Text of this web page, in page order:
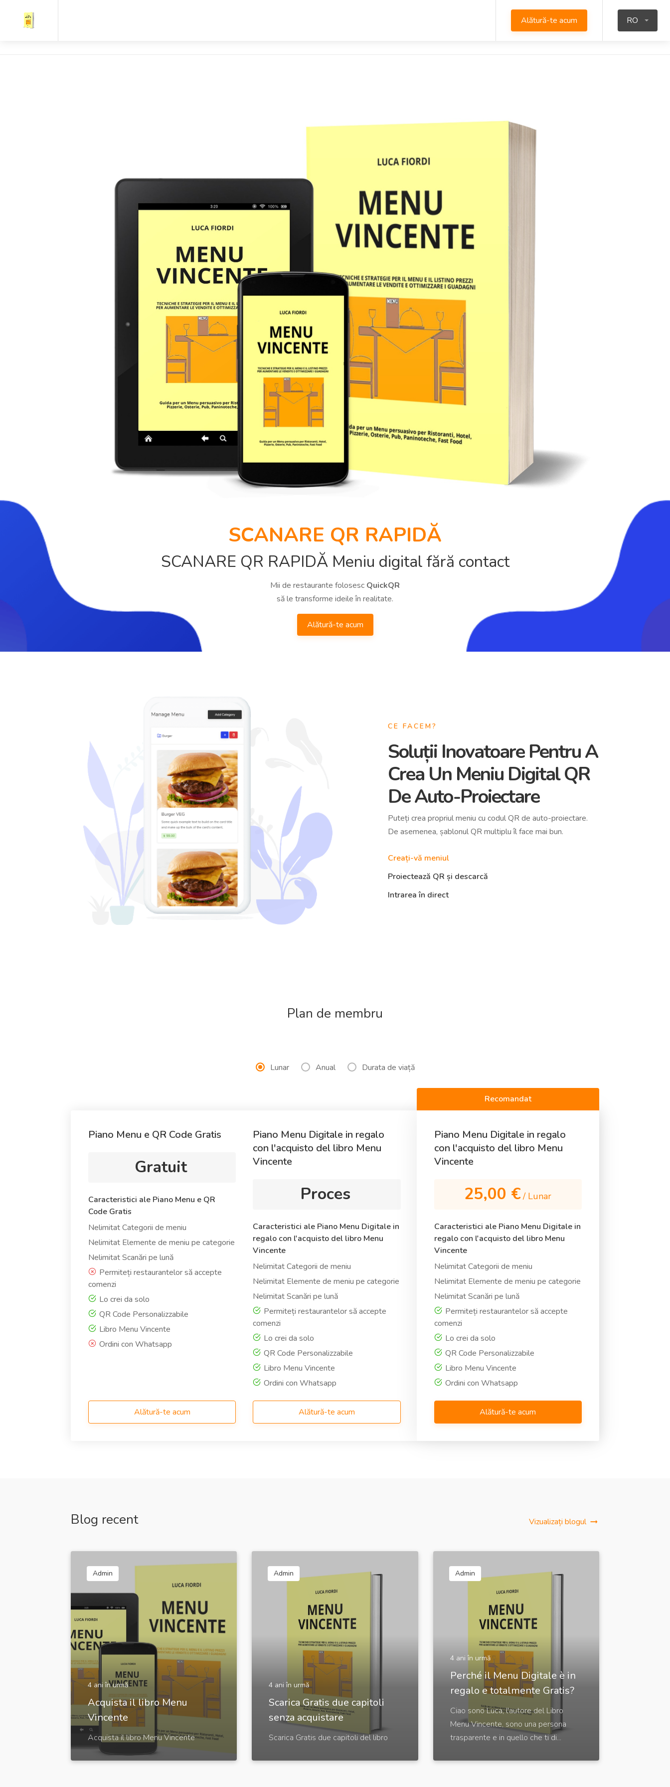
Alătură-te acum RO
SCANARE QR RAPIDĂ
SCANARE QR RAPIDĂ Meniu digital fără contact
Mii de restaurante folosesc QuickQR
să le transforme ideile în realitate.
Alătură-te acum
CE FACEM?
Soluții Inovatoare Pentru A
Crea Un Meniu Digital QR
De Auto-Proiectare
Puteți crea propriul meniu cu codul QR de auto-proiectare.
De asemenea, șablonul QR multiplu îl face mai bun.
Creați-vă meniul
Proiectează QR și descarcă
Intrarea în direct
Plan de membru
Lunar Anual Durata de viață
Piano Menu e QR Code Gratis
Gratuit
Caracteristici ale Piano Menu e QR
Code Gratis
Nelimitat Categorii de meniu
Nelimitat Elemente de meniu pe categorie
Nelimitat Scanări pe lună
Permiteți restaurantelor să accepte
comenzi
Lo crei da solo
QR Code Personalizzabile
Libro Menu Vincente
Ordini con Whatsapp
Alătură-te acum
Piano Menu Digitale in regalo
con l'acquisto del libro Menu
Vincente
Proces
Caracteristici ale Piano Menu Digitale in
regalo con l'acquisto del libro Menu
Vincente
Nelimitat Categorii de meniu
Nelimitat Elemente de meniu pe categorie
Nelimitat Scanări pe lună
Permiteți restaurantelor să accepte
comenzi
Lo crei da solo
QR Code Personalizzabile
Libro Menu Vincente
Ordini con Whatsapp
Alătură-te acum
Recomandat
Piano Menu Digitale in regalo
con l'acquisto del libro Menu
Vincente
25,00 € / Lunar
Caracteristici ale Piano Menu Digitale in
regalo con l'acquisto del libro Menu
Vincente
Nelimitat Categorii de meniu
Nelimitat Elemente de meniu pe categorie
Nelimitat Scanări pe lună
Permiteți restaurantelor să accepte
comenzi
Lo crei da solo
QR Code Personalizzabile
Libro Menu Vincente
Ordini con Whatsapp
Alătură-te acum
Blog recent Vizualizați blogul
Admin
4 ani în urmă
Acquista il libro Menu
Vincente
Acquista il libro Menu Vincente
Admin
4 ani în urmă
Scarica Gratis due capitoli
senza acquistare
Scarica Gratis due capitoli del libro
Admin
4 ani în urmă
Perché il Menu Digitale è in
regalo e totalmente Gratis?
Ciao sono Luca, l'autore del Libro
Menu Vincente, sono una persona
trasparente e in quello che ti di...